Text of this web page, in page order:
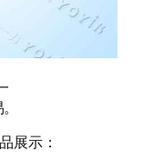
展示：